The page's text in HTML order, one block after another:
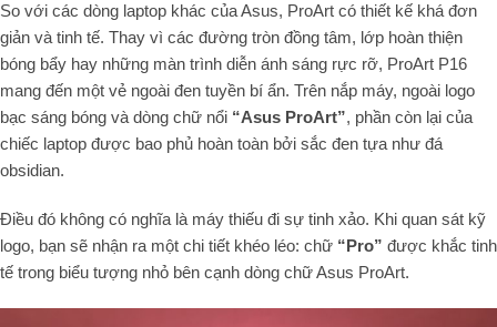
So với các dòng laptop khác của Asus, ProArt có thiết kế khá đơn
giản và tinh tế. Thay vì các đường tròn đồng tâm, lớp hoàn thiện
bóng bẩy hay những màn trình diễn ánh sáng rực rỡ, ProArt P16
mang đến một vẻ ngoài đen tuyền bí ẩn. Trên nắp máy, ngoài logo
bạc sáng bóng và dòng chữ nổi “Asus ProArt”, phần còn lại của
chiếc laptop được bao phủ hoàn toàn bởi sắc đen tựa như đá
obsidian.
Điều đó không có nghĩa là máy thiếu đi sự tinh xảo. Khi quan sát kỹ
logo, bạn sẽ nhận ra một chi tiết khéo léo: chữ “Pro” được khắc tinh
tế trong biểu tượng nhỏ bên cạnh dòng chữ Asus ProArt.